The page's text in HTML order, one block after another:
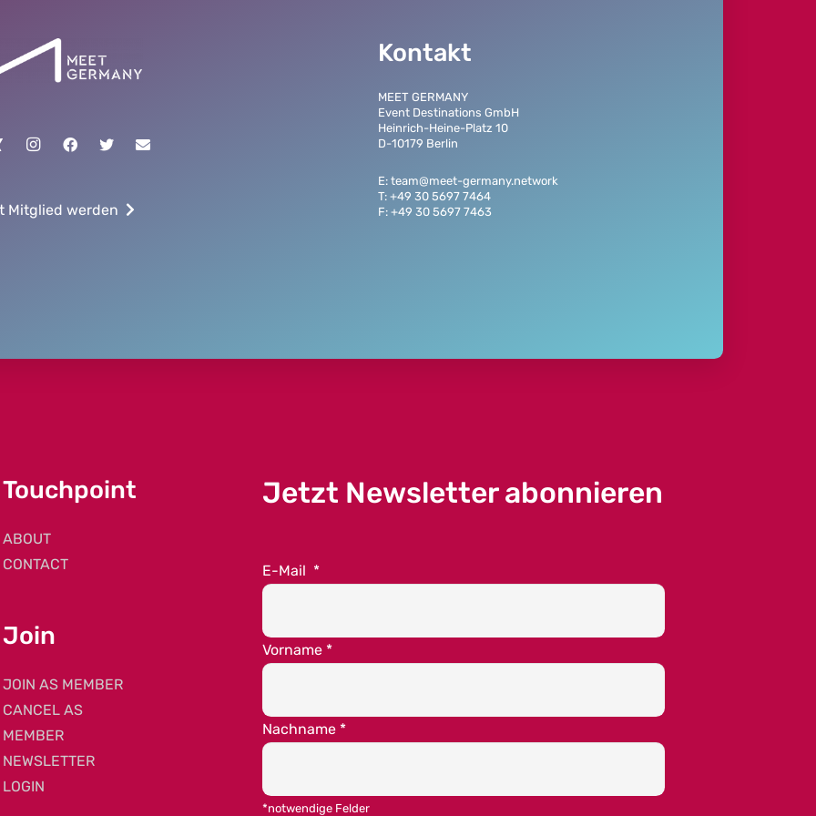
Mitglied werden
Kontakt
MEET GERMANY
Event Destinations GmbH
Heinrich-Heine-Platz 10
D-10179 Berlin
E: team@meet-germany.network
T: +49 30 5697 7464
F: +49 30 5697 7463
Touchpoint
ABOUT
CONTACT
Join
JOIN AS MEMBER
CANCEL AS
MEMBER
NEWSLETTER
LOGIN
Jetzt Newsletter abonnieren
E-Mail *
Vorname *
Nachname *
*notwendige Felder